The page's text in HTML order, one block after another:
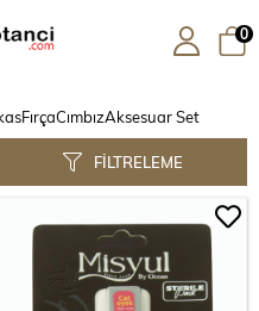
0
FırçaCımbızAksesuar Set
FILTRELEME